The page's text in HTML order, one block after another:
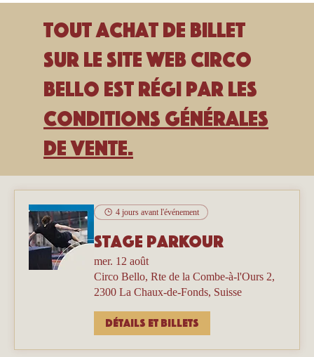
Tout achat de billet
sur le site Web Circo
Bello est régi par les
Conditions générales
de vente.
4 jours avant l'événement
Stage parkour
mer. 12 août
Circo Bello, Rte de la Combe-à-l'Ours 2,
2300 La Chaux-de-Fonds, Suisse
Détails et billets